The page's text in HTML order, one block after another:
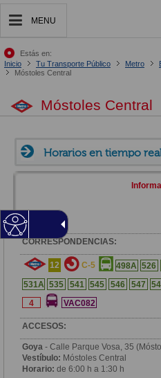
MENU
Estás en:
Inicio
Tu Transporte Público Metro
Móstoles Central
Móstoles Central
Horarios en tiempo
Zona
CORRESPONDENCIAS:
12 C-5 498A 526
531A 535 541 545 546 547
4
VAC082
ACCESOS:
Goya - Calle Parque Vosa, 35
Vestíbulo: Móstoles Central
Horario: de 6:00 h a 1:30 h